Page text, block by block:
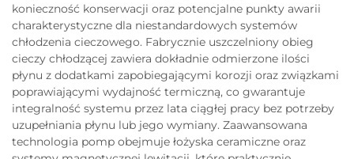
konieczność konserwacji oraz potencjalne punkty awarii
charakterystyczne dla niestandardowych systemów
chłodzenia cieczowego. Fabrycznie uszczelniony obieg
cieczy chłodzącej zawiera dokładnie odmierzone ilości
płynu z dodatkami zapobiegającymi korozji oraz związkami
poprawiającymi wydajność termiczną, co gwarantuje
integralność systemu przez lata ciągłej pracy bez potrzeby
uzupełniania płynu lub jego wymiany. Zaawansowana
technologia pomp obejmuje łożyska ceramiczne oraz